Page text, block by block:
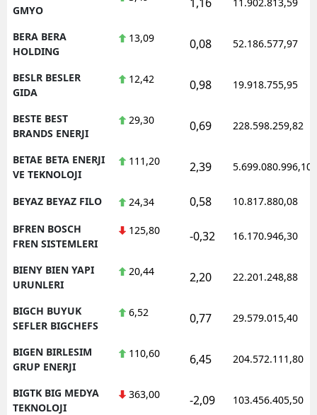
GMYO
BERA BERA
HOLDING
13,09 0,08 52.186.577,97
BESLR BESLER
GIDA
12,42 0,98 19.918.755,95
BESTE BEST
BRANDS ENERJI
29,30 0,69 228.598.259,82
BETAE BETA ENERJI
VE TEKNOLOJI
111,20 2,39 5.699.080.996,10
BEYAZ BEYAZ FILO 24,34 0,58 10.817.880,08
BFREN BOSCH
FREN SISTEMLERI
125,80 -0,32 16.170.946,30
BIENY BIEN YAPI
URUNLERI
20,44 2,20 22.201.248,88
BIGCH BUYUK
SEFLER BIGCHEFS
6,52 0,77 29.579.015,40
BIGEN BIRLESIM
GRUP ENERJI
110,60 6,45 204.572.111,80
BIGTK BIG MEDYA
TEKNOLOJI
363,00 -2,09 103.456.405,50